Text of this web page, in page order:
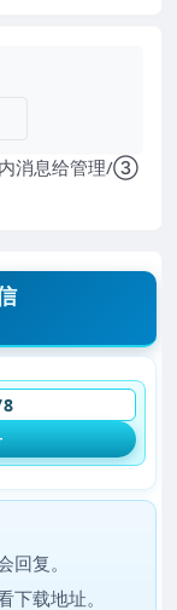
消息给管理/③
复。
下载地址。